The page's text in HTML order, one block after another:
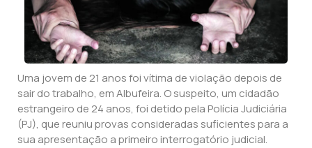
Uma jovem de 21 anos foi vítima de violação depois de
sair do trabalho, em Albufeira. O suspeito, um cidadão
estrangeiro de 24 anos, foi detido pela Polícia Judiciária
(PJ), que reuniu provas consideradas suficientes para a
sua apresentação a primeiro interrogatório judicial.